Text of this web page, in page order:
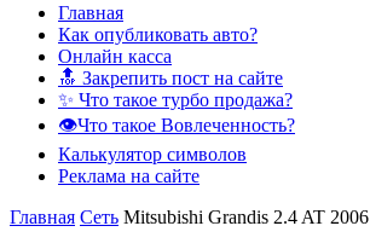
Главная
Как опубликовать авто?
Онлайн касса
🔝 Закрепить пост на сайте
✨ Что такое турбо продажа?
👁️Что такое Вовлеченность?
Калькулятор символов
Реклама на сайте
Главная Сеть Mitsubishi Grandis 2.4 AT 2006